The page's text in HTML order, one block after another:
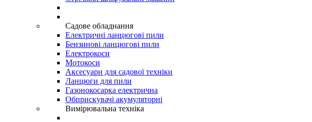
Садове обладнання
Електричні ланцюгові пили
Бензинові ланцюгові пили
Електрокоси
Мотокоси
Аксесуари для садової техніки
Ланцюги для пили
Газонокосарка електрична
Обприскувачі акумуляторні
Вимірювальна техніка